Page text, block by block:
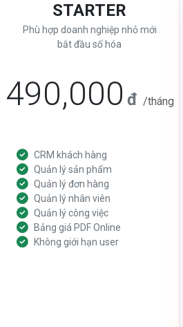
STARTER
Phù hợp doanh nghiệp nhỏ mới
bắt đầu số hóa
490,000 đ /tháng
CRM khách hàng
Quản lý sản phẩm
Quản lý đơn hàng
Quản lý nhân viên
Quản lý công việc
Bảng giá PDF Online
Không giới hạn user